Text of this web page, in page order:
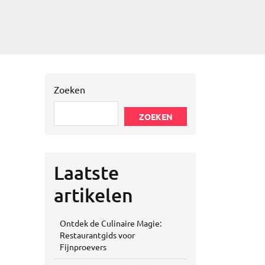
Zoeken
ZOEKEN
Laatste
artikelen
Ontdek de Culinaire Magie:
Restaurantgids voor
Fijnproevers